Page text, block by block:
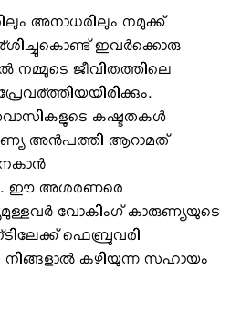
അനാധരിലും നമുക്ക്
ഇവര്‍ക്കൊരു
നമ്മുടെ ജീവിതത്തിലെ
കഷ്ടതകള്‍
അന്‍പത്തി ആറാമത്
ഈ അശരണരെ
വോകിംഗ് കാരുണ്യയുടെ
ഫെബ്രുവരി
കഴിയുന്ന സഹായം